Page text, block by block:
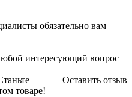
обязательно вам
интересующий вопрос
Оставить отзыв
товаре!